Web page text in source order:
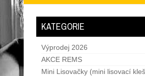
KATEGORIE
Výprodej 2026
AKCE REMS
Mini Lisovačky (mini lisovací